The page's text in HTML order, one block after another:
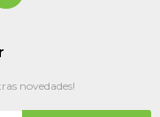
novedades!